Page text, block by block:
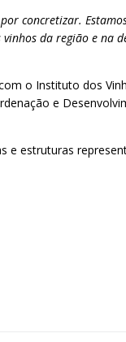
concretizar.
da região e na
o Instituto dos
e
e estruturas